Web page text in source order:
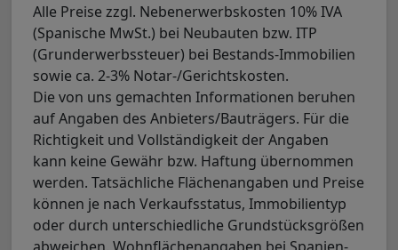
Alle Preise zzgl. Nebenerwerbskosten 10% IVA
(Spanische MwSt.) bei Neubauten bzw. ITP
(Grunderwerbssteuer) bei Bestands-Immobilien
sowie ca. 2-3% Notar-/Gerichtskosten.
Die von uns gemachten Informationen beruhen
auf Angaben des Anbieters/Bauträgers. Für die
Richtigkeit und Vollständigkeit der Angaben
kann keine Gewähr bzw. Haftung übernommen
werden. Tatsächliche Flächenangaben und Preise
können je nach Verkaufsstatus, Immobilientyp
oder durch unterschiedliche Grundstücksgrößen